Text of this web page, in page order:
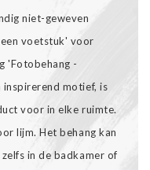
niet-geweven
voetstuk' voor
'Fotobehang -
inspirerend motief, is
voor in elke ruimte.
lijm. Het behang kan
in de badkamer of